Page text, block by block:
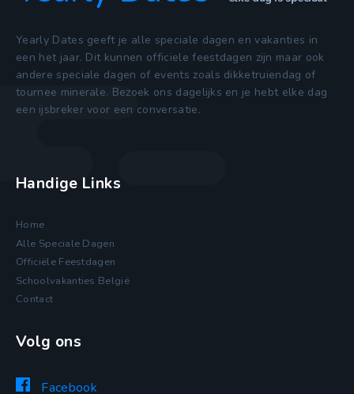
Yearly Dates geeft je alle speciale dagen en vakanties in
een het jaar. Dit kunnen officiele feestdagen zijn maar ook
andere speciale dagen of events zoals dikketruiendag of
tournee minerale. Bezoek ons dagelijks en je hebt elke dag
een ijsbreker voor een conversatie.
Handige Links
Home
Alle Speciale Dagen
Officiële Feestdagen
Schoolvakanties België
Contact
Volg ons
Facebook